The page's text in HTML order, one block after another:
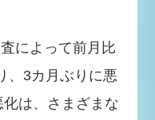
によって前月比
、3カ月ぶりに悪
は、さまざまな